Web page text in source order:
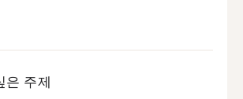
은 주제